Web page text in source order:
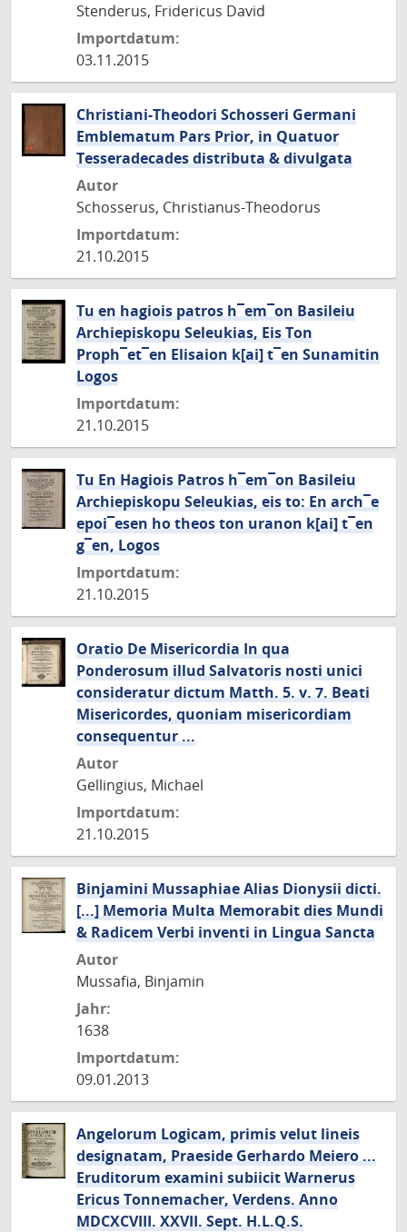
Stenderus, Fridericus David
Importdatum:
03.11.2015
Christiani-Theodori Schosseri Germani
Emblematum Pars Prior, in Quatuor
Tesseradecades distributa & divulgata
Autor
Schosserus, Christianus-Theodorus
Importdatum:
21.10.2015
Tu en hagiois patros h¯em¯on Basileiu
Archiepiskopu Seleukias, Eis Ton
Proph¯et¯en Elisaion k[ai] t¯en Sunamitin
Logos
Importdatum:
21.10.2015
Tu En Hagiois Patros h¯em¯on Basileiu
Archiepiskopu Seleukias, eis to: En arch¯e
epoi¯esen ho theos ton uranon k[ai] t¯en
g¯en, Logos
Importdatum:
21.10.2015
Oratio De Misericordia In qua
Ponderosum illud Salvatoris nosti unici
consideratur dictum Matth. 5. v. 7. Beati
Misericordes, quoniam misericordiam
consequentur ...
Autor
Gellingius, Michael
Importdatum:
21.10.2015
Binjamini Mussaphiae Alias Dionysii dicti.
[...] Memoria Multa Memorabit dies Mundi
& Radicem Verbi inventi in Lingua Sancta
Autor
Mussafia, Binjamin
Jahr:
1638
Importdatum:
09.01.2013
Angelorum Logicam, primis velut lineis
designatam, Praeside Gerhardo Meiero ...
Eruditorum examini subiicit Warnerus
Ericus Tonnemacher, Verdens. Anno
MDCXCVIII. XXVII. Sept. H.L.Q.S.